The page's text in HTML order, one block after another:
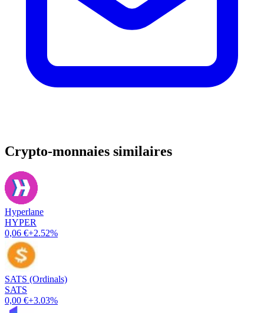
Crypto-monnaies similaires
Hyperlane
HYPER
0,06 €+2.52%
SATS (Ordinals)
SATS
0,00 €+3.03%